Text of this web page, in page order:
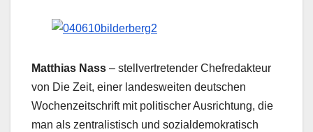
Matthias Nass – stellvertretender Chefredakteur
von Die Zeit, einer landesweiten deutschen
Wochenzeitschrift mit politischer Ausrichtung, die
man als zentralistisch und sozialdemokratisch